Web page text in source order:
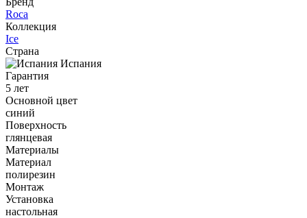
Roca
Коллекция
Ice
Страна
Испания
Гарантия
5 лет
Основной цвет
синий
Поверхность
глянцевая
Материалы
Материал
полирезин
Монтаж
Установка
настольная